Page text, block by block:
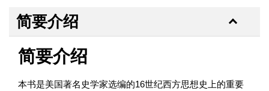
简要介绍
简要介绍
本书是美国著名史学家选编的16世纪西方思想史上的重要